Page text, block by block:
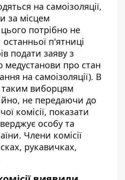
на самоізоляції,
за місцем
потрібно не
п'ятниці
подати заяву з
про стан
на самоізоляції). В
таким виборцям
не передаючи до
комісії, показати
особу та
Члени комісії
рукавичках,